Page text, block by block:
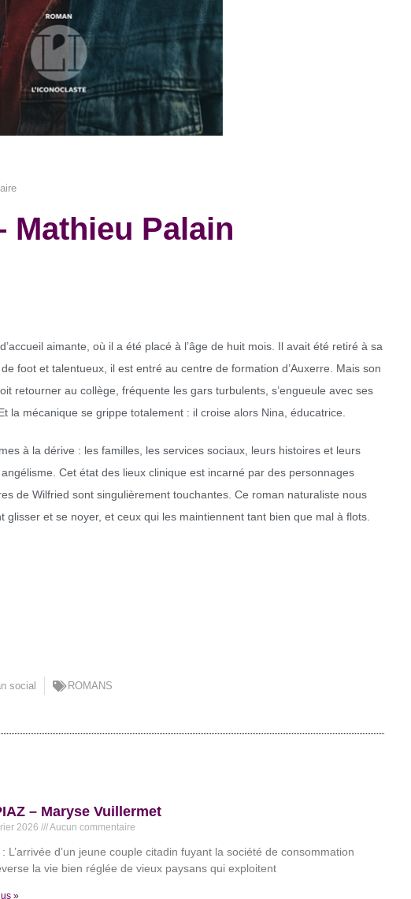
Mathieu Palain
aimante, où il a été placé à l’âge de huit mois. Il avait été retiré à sa
foot et talentueux, il est entré au centre de formation d’Auxerre. Mais son
retourner au collège, fréquente les gars turbulents, s’engueule avec ses
la mécanique se grippe totalement : il croise alors Nina, éducatrice.
à la dérive : les familles, les services sociaux, leurs histoires et leurs
Cet état des lieux clinique est incarné par des personnages
de Wilfried sont singulièrement touchantes. Ce roman naturaliste nous
et se noyer, et ceux qui les maintiennent tant bien que mal à flots.
social ROMANS
– Maryse Vuillermet
2026 Aucun commentaire
L’arrivée d’un jeune couple citadin fuyant la société de consommation
la vie bien réglée de vieux paysans qui exploitent
»